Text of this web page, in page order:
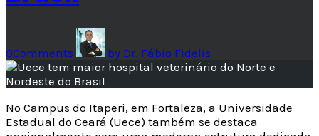
0Comments by Dr. Fábio Fidelis
No Campus do Itaperi, em Fortaleza, a Universidade
Estadual do Ceará (Uece) também se destaca